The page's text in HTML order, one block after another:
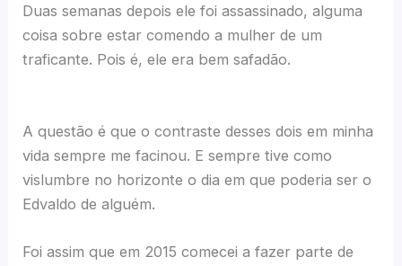
Duas semanas depois ele foi assassinado, alguma
coisa sobre estar comendo a mulher de um
traficante. Pois é, ele era bem safadão.
A questão é que o contraste desses dois em minha
vida sempre me facinou. E sempre tive como
vislumbre no horizonte o dia em que poderia ser o
Edvaldo de alguém.
Foi assim que em 2015 comecei a fazer parte de